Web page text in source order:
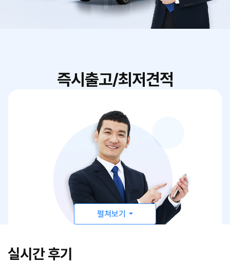
즉시출고/최저견적
펼쳐보기
실시간 후기